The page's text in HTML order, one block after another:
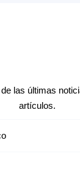
las últimas
artículos.